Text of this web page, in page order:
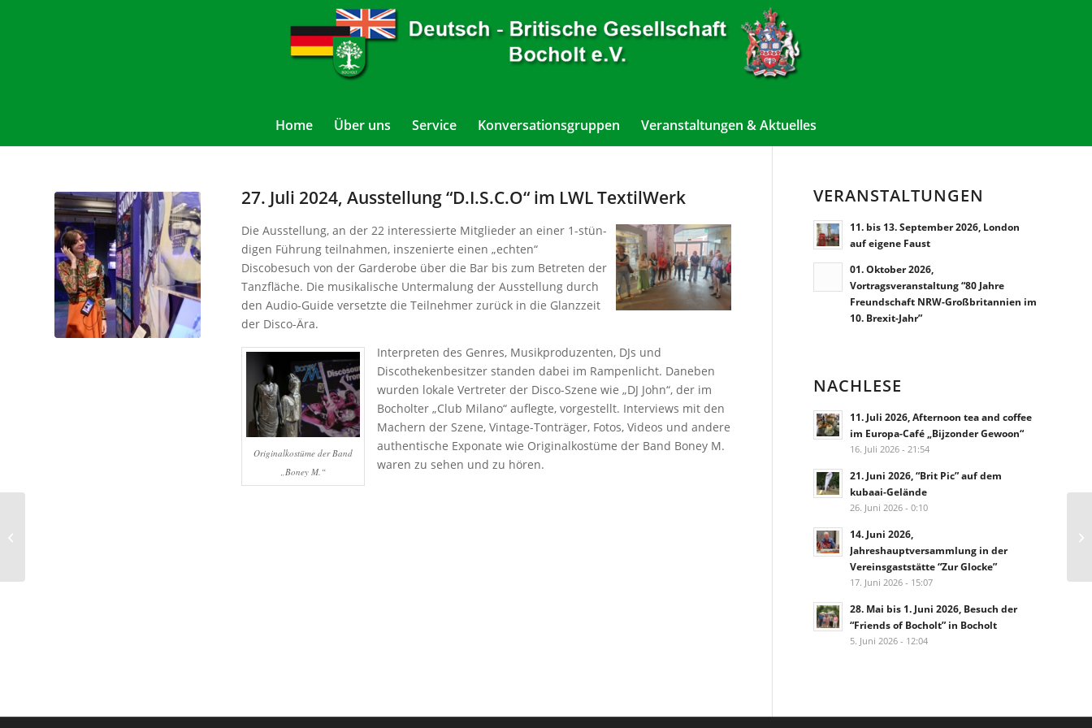
Home Über uns Service Konversationsgruppen Veranstaltungen & Aktuelles
27. Juli 2024, Ausstellung “D.I.S.C.O“ im LWL TextilWerk
Die Ausstellung, an der 22 interessierte Mitglieder an einer 1-stün-
digen Führung teilnahmen, inszenierte einen „echten“
Discobesuch von der Garderobe über die Bar bis zum Betreten der
Tanzfläche. Die musikalische Untermalung der Ausstellung durch
den Audio-Guide versetzte die Teilnehmer zurück in die Glanzzeit
der Disco-Ära.
Originalkostüme der Band
„Boney M.“
Interpreten des Genres, Musikproduzenten, DJs und
Discothekenbesitzer standen dabei im Rampenlicht. Daneben
wurden lokale Vertreter der Disco-Szene wie „DJ John“, der im
Bocholter „Club Milano“ auflegte, vorgestellt. Interviews mit den
Machern der Szene, Vintage-Tonträger, Fotos, Videos und andere
authentische Exponate wie Originalkostüme der Band Boney M.
waren zu sehen und zu hören.
VERANSTALTUNGEN
11. bis 13. September 2026, London
auf eigene Faust
01. Oktober 2026,
Vortragsveranstaltung “80 Jahre
Freundschaft NRW-Großbritannien im
10. Brexit-Jahr”
NACHLESE
11. Juli 2026, Afternoon tea and coffee
im Europa-Café „Bijzonder Gewoon“
16. Juli 2026 - 21:54
21. Juni 2026, “Brit Pic” auf dem
kubaai-Gelände
26. Juni 2026 - 0:10
14. Juni 2026,
Jahreshauptversammlung in der
Vereinsgaststätte “Zur Glocke”
17. Juni 2026 - 15:07
28. Mai bis 1. Juni 2026, Besuch der
“Friends of Bocholt” in Bocholt
5. Juni 2026 - 12:04